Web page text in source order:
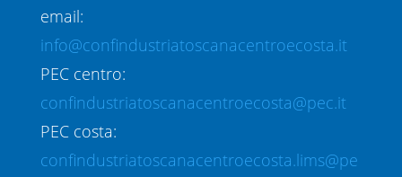
email:
info@confindustriatoscanacentroecosta.it
PEC centro:
confindustriatoscanacentroecosta@pec.it
PEC costa:
confindustriatoscanacentroecosta.lims@pe